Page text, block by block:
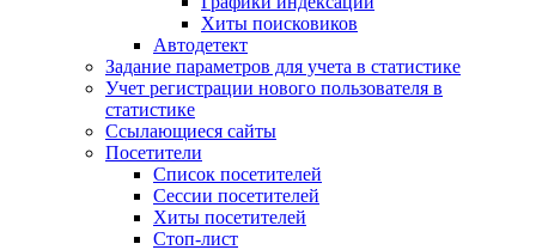
Хиты поисковиков
Автодетект
Задание параметров для учета в статистике
Учет регистрации нового пользователя в
статистике
Ссылающиеся сайты
Посетители
Список посетителей
Сессии посетителей
Хиты посетителей
Стоп-лист